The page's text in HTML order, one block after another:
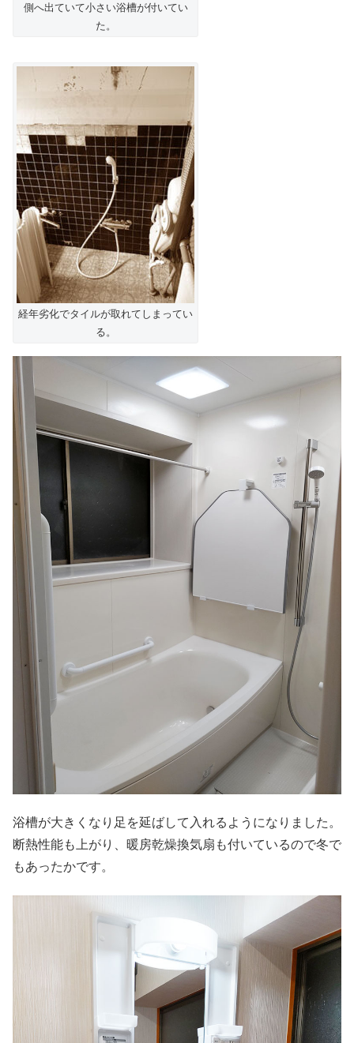
側へ出ていて小さい浴槽が付いてい
た。
経年劣化でタイルが取れてしまってい
る。
浴槽が大きくなり足を延ばして入れるようになりました。
断熱性能も上がり、暖房乾燥換気扇も付いているので冬で
もあったかです。